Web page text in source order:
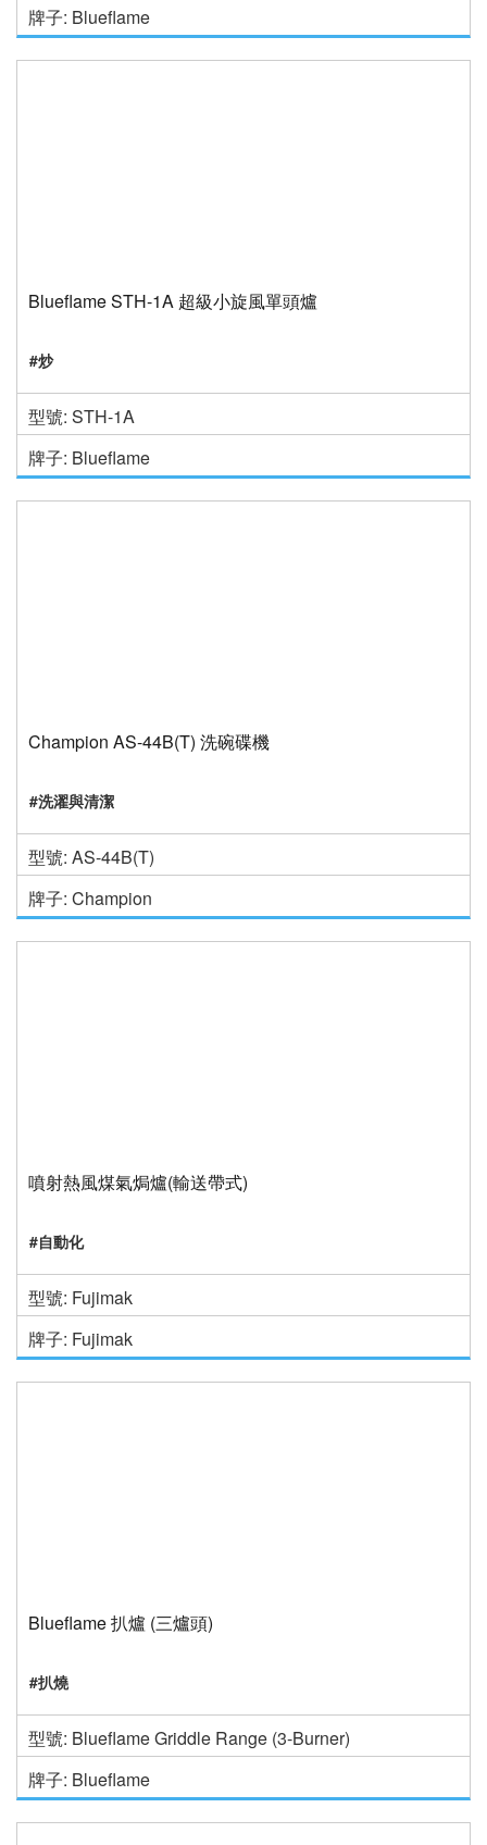
牌子: Blueflame
Blueflame STH-1A 超級小旋風單頭爐
#炒
型號: STH-1A
牌子: Blueflame
Champion AS-44B(T) 洗碗碟機
#洗濯與清潔
型號: AS-44B(T)
牌子: Champion
噴射熱風煤氣焗爐(輸送帶式)
#自動化
型號: Fujimak
牌子: Fujimak
Blueflame 扒爐 (三爐頭)
#扒燒
型號: Blueflame Griddle Range (3-Burner)
牌子: Blueflame